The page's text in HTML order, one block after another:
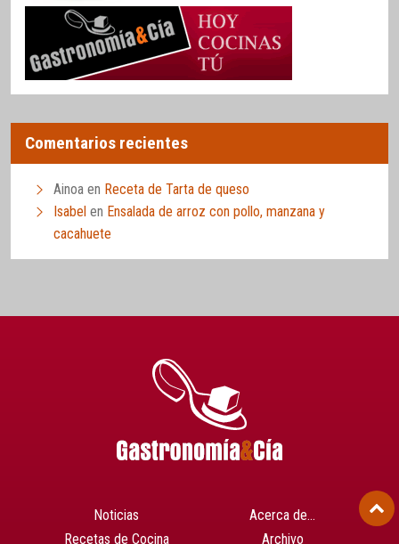
Comentarios recientes
Ainoa en Receta de Tarta de queso
Isabel en Ensalada de arroz con pollo, manzana y
cacahuete
Noticias
Recetas de Cocina
Acerca de…
Archivo